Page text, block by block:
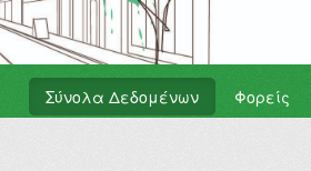
Σύνολα Δεδομένων Φορείς